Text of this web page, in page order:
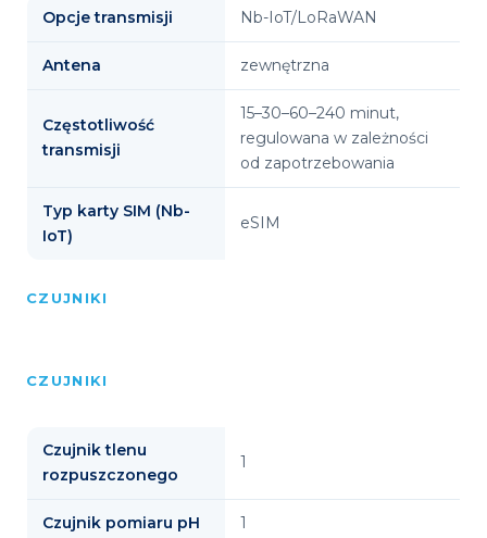
Opcje transmisji Nb-IoT/LoRaWAN
Antena zewnętrzna
Częstotliwość
transmisji
15–30–60–240 minut,
regulowana w zależności
od zapotrzebowania
Typ karty SIM (Nb-
IoT)
eSIM
CZUJNIKI
CZUJNIKI
Czujnik tlenu
rozpuszczonego
1
Czujnik pomiaru pH 1